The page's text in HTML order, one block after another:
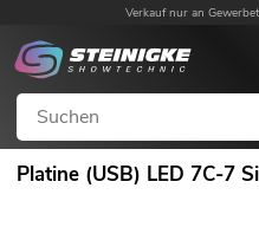
Verkauf nur an
Platine (USB) LED 7C-7